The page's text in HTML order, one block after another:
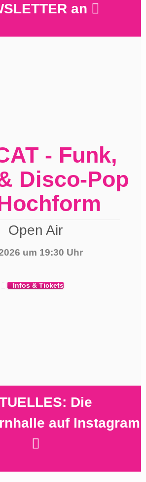
an
- Funk,
Disco-Pop
Open Air
um 19:30 Uhr
Infos & Tickets
Die
auf Instagram